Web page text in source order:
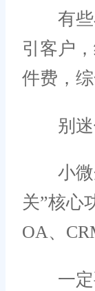
有些
引客户
件费，
别迷
小微
关”核心
OA、
一定